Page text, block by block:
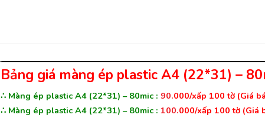
Bảng giá màng ép plastic A4 (22*31) –
∴ Màng ép plastic A4 (22*31) – 80mic : 90.000/xấp 100 tờ (Giá
∴ Màng ép plastic A4 (22*31) – 80mic : 100.000/xấp 100 tờ (Giá